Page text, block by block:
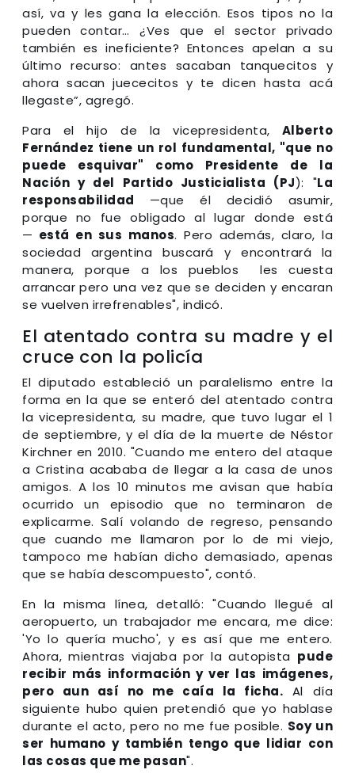
así, va y les gana la elección. Esos tipos no la
pueden contar… ¿Ves que el sector privado
también es ineficiente? Entonces apelan a su
último recurso: antes sacaban tanquecitos y
ahora sacan juececitos y te dicen hasta acá
llegaste”, agregó.
Para el hijo de la vicepresidenta, Alberto
Fernández tiene un rol fundamental, "que no
puede esquivar" como Presidente de la
Nación y del Partido Justicialista (PJ): "La
responsabilidad —que él decidió asumir,
porque no fue obligado al lugar donde está
— está en sus manos. Pero además, claro, la
sociedad argentina buscará y encontrará la
manera, porque a los pueblos les cuesta
arrancar pero una vez que se deciden y encaran
se vuelven irrefrenables", indicó.
El atentado contra su madre y el
cruce con la policía
El diputado estableció un paralelismo entre la
forma en la que se enteró del atentado contra
la vicepresidenta, su madre, que tuvo lugar el 1
de septiembre, y el día de la muerte de Néstor
Kirchner en 2010. "Cuando me entero del ataque
a Cristina acababa de llegar a la casa de unos
amigos. A los 10 minutos me avisan que había
ocurrido un episodio que no terminaron de
explicarme. Salí volando de regreso, pensando
que cuando me llamaron por lo de mi viejo,
tampoco me habían dicho demasiado, apenas
que se había descompuesto", contó.
En la misma línea, detalló: "Cuando llegué al
aeropuerto, un trabajador me encara, me dice:
'Yo lo quería mucho', y es así que me entero.
Ahora, mientras viajaba por la autopista pude
recibir más información y ver las imágenes,
pero aun así no me caía la ficha. Al día
siguiente hubo quien pretendió que yo hablase
durante el acto, pero no me fue posible. Soy un
ser humano y también tengo que lidiar con
las cosas que me pasan".